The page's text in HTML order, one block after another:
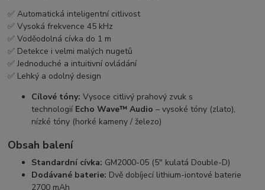
✅ Automatická inteligentní citlivost
✅ Vysoká frekvence 45 kHz
✅ Voděodolná cívka do 1 m
✅ Detekce i velmi malých nugetů
✅ Jednoduché a intuitivní ovládání
✅ Lehký a odolný design
Cílové tóny: Vysoce citlivý prahový zvuk s
technologií Echo Wave™ Audio – vysoké tóny (zlato),
nízké tóny (horké kameny / železo)
Obsah balení
Standardní cívka: GM2000-05 (5" kulatá Double-D)
Dodávané baterie: Dvě dobíjecí lithium-iontové baterie
2700 mAh